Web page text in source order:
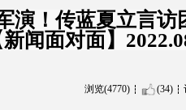
演！传蓝夏立言
闻面对面】
浏览(4770) (34)